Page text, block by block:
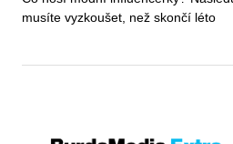
musíte vyzkoušet, než skončí léto